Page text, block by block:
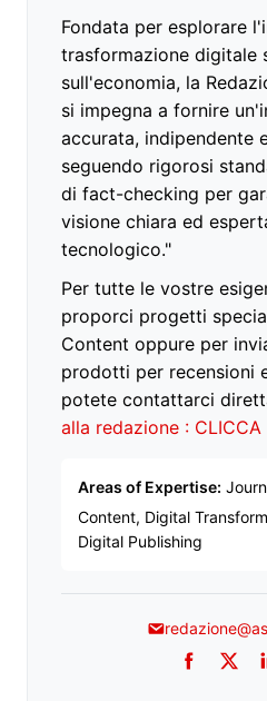
Fondata per esplorare
trasformazione digitale
sull'economia, la
si impegna a fornire
accurata, indipendente
seguendo rigorosi
di fact-checking per
visione chiara ed
tecnologico."
Per tutte le vostre
proporci progetti
Content oppure per
prodotti per recensioni
potete contattarci
alla redazione : CLICCA
Areas of Expertise:
Content, Digital
Digital Publishing